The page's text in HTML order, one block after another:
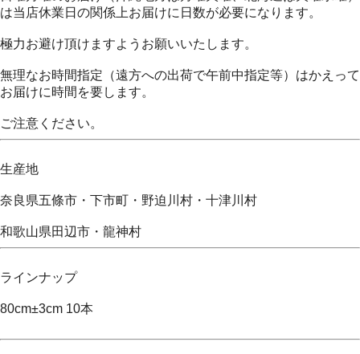
は当店休業日の関係上お届けに日数が必要になります。
極力お避け頂けますようお願いいたします。
無理なお時間指定（遠方への出荷で午前中指定等）はかえって
お届けに時間を要します。
ご注意ください。
生産地
奈良県五條市・下市町・野迫川村・十津川村
和歌山県田辺市・龍神村
ラインナップ
80cm±3cm 10本